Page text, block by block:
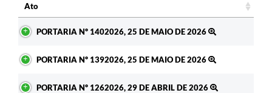
Ato
PORTARIA Nº 1402026, 25 DE MAIO DE 2026
PORTARIA Nº 1392026, 25 DE MAIO DE 2026
PORTARIA Nº 1262026, 29 DE ABRIL DE 2026